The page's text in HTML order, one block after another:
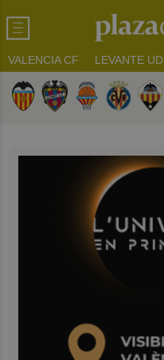
VALENCIA CF LEVANTE UD